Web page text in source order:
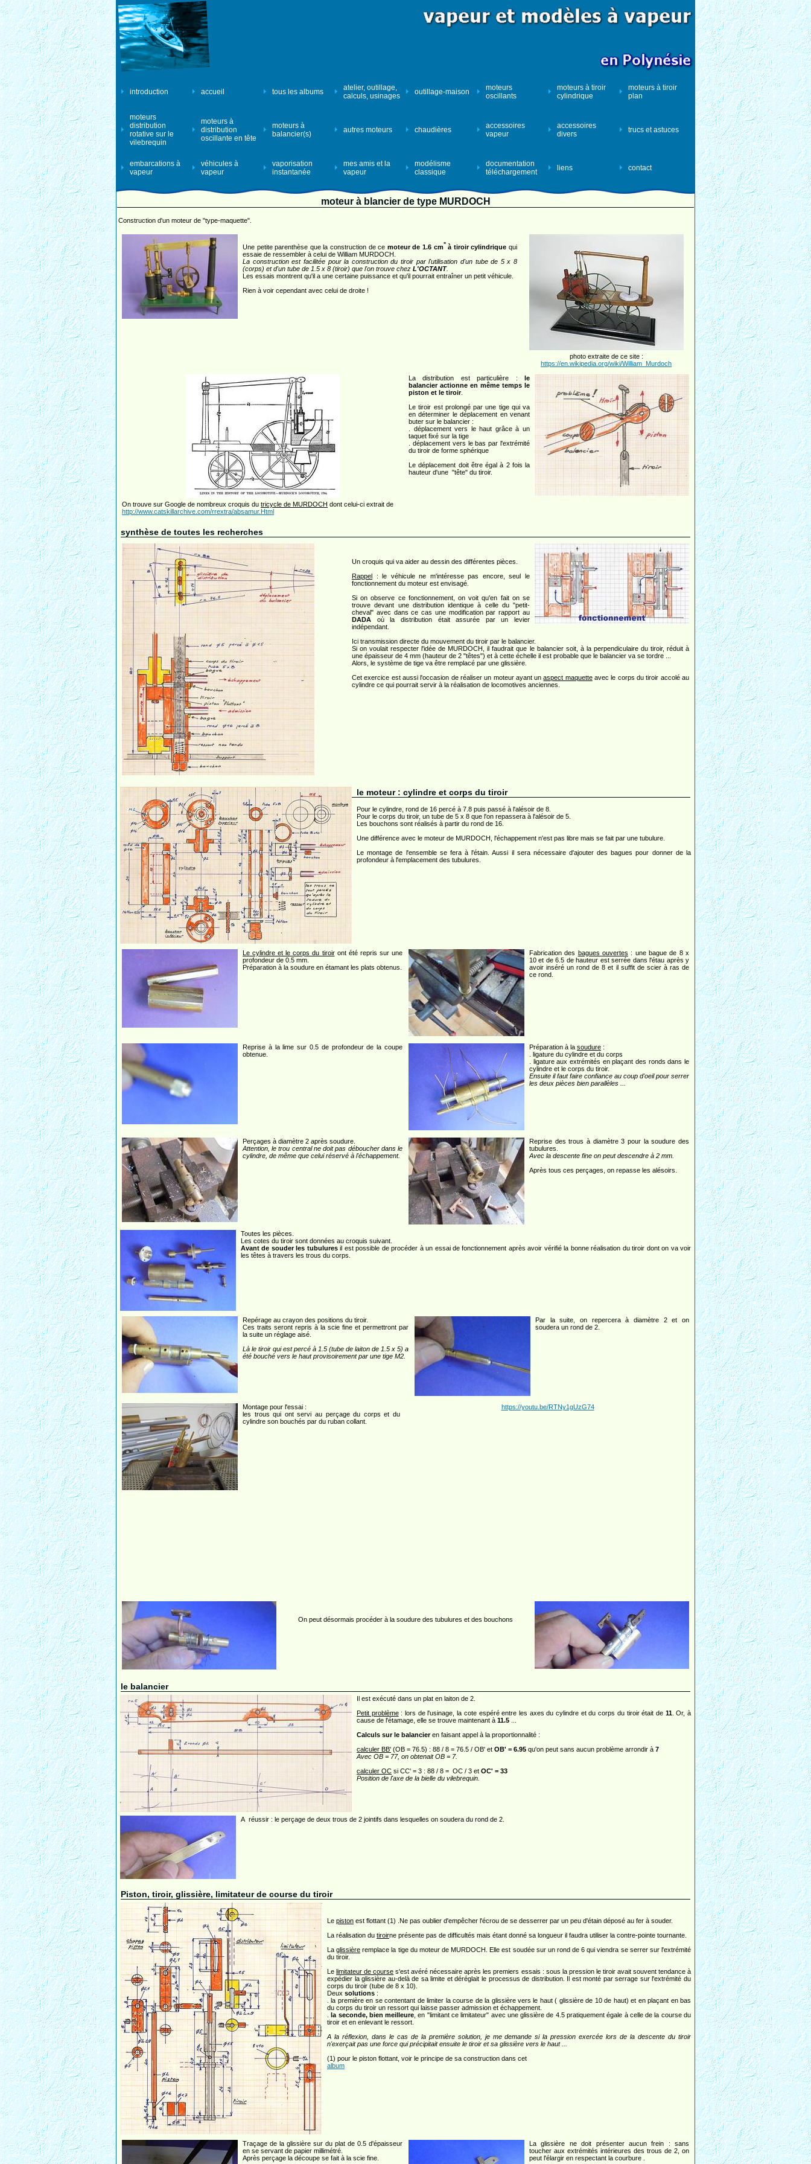
introduction accueil tous les albums
atelier, outillage,
calculs, usinages
outillage-maison
moteurs
oscillants
moteurs à tiroir
cylindrique
moteurs à tiroir
plan
moteurs
distribution
rotative sur le
vilebrequin
moteurs à
distribution
oscillante en tête
moteurs à
balancier(s)
autres moteurs chaudières
accessoires
vapeur
accessoires
divers
trucs et astuces
embarcations à
vapeur
véhicules à
vapeur
vaporisation
instantanée
mes amis et la
vapeur
modélisme
classique
documentation
téléchargement
liens contact
moteur à blancier de type MURDOCH
Construction d'un moteur de "type-maquette".
Une petite parenthèse que la construction de ce moteur de 1.6 cm" à tiroir cylindrique qui
essaie de ressembler à celui de William MURDOCH.
La construction est facilitée pour la construction du tiroir par l'utilisation d'un tube de 5 x 8
(corps) et d'un tube de 1.5 x 8 (tiroir) que l'on trouve chez L'OCTANT.
Les essais montrent qu'il a une certaine puissance et qu'il pourrait entraîner un petit véhicule.
Rien à voir cependant avec celui de droite !
photo extraite de ce site :
https://en.wikipedia.org/wiki/William_Murdoch
On trouve sur Google de nombreux croquis du tricycle de MURDOCH dont celui-ci extrait de
http://www.catskillarchive.com/rrextra/absamur.Html
La distribution est particulière : le
balancier actionne en même temps le
piston et le tiroir.
Le tiroir est prolongé par une tige qui va
en déterminer le déplacement en venant
buter sur le balancier :
. déplacement vers le haut grâce à un
taquet fixé sur la tige
. déplacement vers le bas par l'extrémité
du tiroir de forme sphérique
Le déplacement doit être égal à 2 fois la
hauteur d'une "tête" du tiroir.
synthèse de toutes les recherches
Un croquis qui va aider au dessin des différentes pièces.
Rappel : le véhicule ne m'intéresse pas encore, seul le
fonctionnement du moteur est envisagé.
Si on observe ce fonctionnement, on voit qu'en fait on se
trouve devant une distribution identique à celle du "petit-
cheval" avec dans ce cas une modification par rapport au
DADA où la distribution était assurée par un levier
indépendant.
Ici transmission directe du mouvement du tiroir par le balancier.
Si on voulait respecter l'idée de MURDOCH, il faudrait que le balancier soit, à la perpendiculaire du tiroir, réduit à
une épaisseur de 4 mm (hauteur de 2 "têtes") et à cette échelle il est probable que le balancier va se tordre ...
Alors, le système de tige va être remplacé par une glissière.
Cet exercice est aussi l'occasion de réaliser un moteur ayant unaspect maquetteavec le corps du tiroir accolé au
cylindre ce qui pourrait servir à la réalisation de locomotives anciennes.
le moteur : cylindre et corps du tiroir
Pour le cylindre, rond de 16 percé à 7.8 puis passé à l'alésoir de 8.
Pour le corps du tiroir, un tube de 5 x 8 que l'on repassera à l'alésoir de 5.
Les bouchons sont réalisés à partir du rond de 16.
Une différence avec le moteur de MURDOCH, l'échappement n'est pas libre mais se fait par une tubulure.
Le montage de l'ensemble se fera à l'étain. Aussi il sera nécessaire d'ajouter des bagues pour donner de la
profondeur à l'emplacement des tubulures.
Le cylindre et le corps du tiroiront été repris sur une
profondeur de 0.5 mm.
Préparation à la soudure en étamant les plats obtenus.
Fabrication des bagues ouvertes : une bague de 8 x
10 et de 6.5 de hauteur est serrée dans l'étau après y
avoir inséré un rond de 8 et il suffit de scier à ras de
ce rond.
Reprise à la lime sur 0.5 de profondeur de la coupe
obtenue.
Préparation à la soudure :
. ligature du cylindre et du corps
. ligature aux extrémités en plaçant des ronds dans le
cylindre et le corps du tiroir.
Ensuite il faut faire confiance au coup d'oeil pour serrer
les deux pièces bien parallèles ...
Perçages à diamètre 2 après soudure.
Attention, le trou central ne doit pas déboucher dans le
cylindre, de même que celui réservé à l'échappement.
Reprise des trous à diamètre 3 pour la soudure des
tubulures.
Avec la descente fine on peut descendre à 2 mm.
Après tous ces perçages, on repasse les alésoirs.
Toutes les pièces.
Les cotes du tiroir sont données au croquis suivant.
Avant de souder les tubuluresil est possible de procéder à un essai de fonctionnement après avoir vérifié la bonne réalisation du tiroir dont on va voir
les têtes à travers les trous du corps.
Repérage au crayon des positions du tiroir.
Ces traits seront repris à la scie fine et permettront par
la suite un réglage aisé.
Là le tiroir qui est percé à 1.5 (tube de laiton de 1.5 x 5) a
été bouché vers le haut provisoirement par une tige M2.
Par la suite, on repercera à diamètre 2 et on
soudera un rond de 2.
Montage pour l'essai :
les trous qui ont servi au perçage du corps et du
cylindre son bouchés par du ruban collant.
https://youtu.be/RTNy1gUzG74
On peut désormais procéder à la soudure des tubulures et des bouchons
le balancier
Il est exécuté dans un plat en laiton de 2.
Petit problème: lors de l'usinage, la cote espéré entre les axes du cylindre et du corps du tiroir était de 11. Or, à
cause de l'étamage, elle se trouve maintenant à 11.5
Calculs sur le balancieren faisant appel à la proportionnalité :
calculer BB' (OB = 76.5) : 88 / 8 = 76.5 / OB' et OB' = 6.95 qu'on peut sans aucun problème arrondir à 7
Avec OB = 77, on obtenait OB = 7.
calculer OC si CC' = 3 : 88 / 8 = OC / 3 et OC' = 33
Position de l'axe de la bielle du vilebrequin.
A réussir : le perçage de deux trous de 2 jointifs dans lesquelles on soudera du rond de 2.
Piston, tiroir, glissière, limitateur de course du tiroir
Le piston est flottant (1) .Ne pas oublier d'empêcher l'écrou de se desserrer par un peu d'étain déposé au fer à souder.
La réalisation du tiroirne présente pas de difficultés mais étant donné sa longueur il faudra utiliser la contre-pointe tournante.
Laglissière remplace la tige du moteur de MURDOCH. Elle est soudée sur un rond de 6 qui viendra se serrer sur l'extrémité
du tiroir.
Lelimitateur de course s'est avéré nécessaire après les premiers essais : sous la pression le tiroir avait souvent tendance à
expédier la glissière au-delà de sa limite et déréglait le processus de distribution. Il est monté par serrage sur l'extrémité du
corps du tiroir (tube de 8 x 10).
Deux solutions :
. la première en se contentant de limiter la course de la glissière vers le haut ( glissière de 10 de haut) et en plaçant en bas
du corps du tiroir un ressort qui laisse passer admission et échappement.
.la seconde, bien meilleure , en "limitant ce limitateur" avec une glissière de 4.5 pratiquement égale à celle de la course du
tiroir et en enlevant le ressort.
A la réflexion, dans le cas de la première solution, je me demande si la pression exercée lors de la descente du tiroir
n'exerçait pas une force qui précipitait ensuite le tiroir et sa glissière vers le haut ...
(1) pour le piston flottant, voir le principe de sa construction dans cet
album
Traçage de la glissière sur du plat de 0.5 d'épaisseur
en se servant de papier millimétré.
Après perçage la découpe se fait à la scie fine.
La glissière ne doit présenter aucun frein : sans
toucher aux extrémités intérieures des trous de 2, on
peut l'élargir en respectant la courbure .